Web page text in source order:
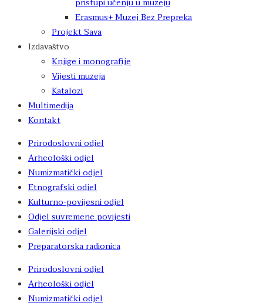
Erasmus+ Muzej Bez Prepreka
Projekt Sava
Izdavaštvo
Knjige i monografije
Vijesti muzeja
Katalozi
Multimedija
Kontakt
Prirodoslovni odjel
Arheološki odjel
Numizmatički odjel
Etnografski odjel
Kulturno-povijesni odjel
Odjel suvremene povijesti
Galerijski odjel
Preparatorska radionica
Prirodoslovni odjel
Arheološki odjel
Numizmatički odjel